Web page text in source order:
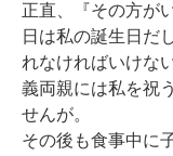
正直、『その方が
日は私の誕生日だ
れなければいけな
義両親には私を祝
せんが。
その後も食事中に